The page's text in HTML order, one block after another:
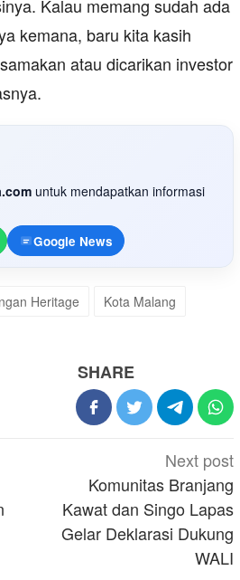
Kalau memang sudah ada
kemana, baru kita kasih
atau dicarikan investor
untuk mendapatkan informasi
Google News
Heritage
Kota Malang
SHARE
Next post
Komunitas Branjang
Kawat dan Singo Lapas
Gelar Deklarasi Dukung
WALI